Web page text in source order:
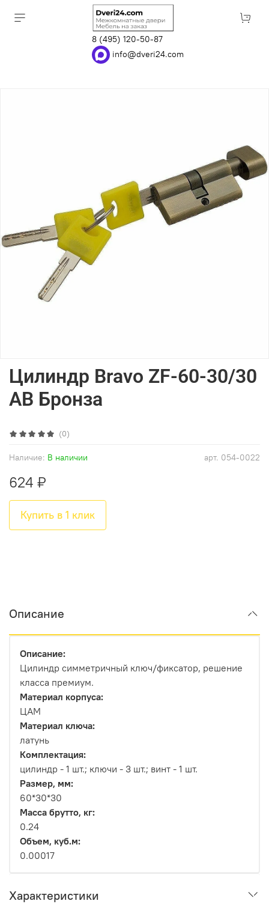
8 (495) 120-50-87
info@dveri24.com
(0)
арт. 054-0022
Наличие: В наличии
Цилиндр Bravo ZF-60-30/30
AB Бронза
624 ₽
Купить в 1 клик
Описание
Описание:
Цилиндр симметричный ключ/фиксатор, решение
класса премиум.
Материал корпуса:
ЦАМ
Материал ключа:
латунь
Комплектация:
цилиндр - 1 шт.; ключи - 3 шт.; винт - 1 шт.
Размер, мм:
60*30*30
Масса брутто, кг:
0.24
Объем, куб.м:
0.00017
Характеристики